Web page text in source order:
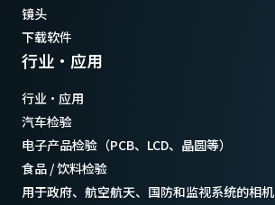
镜头
下载软件
行业·应用
行业·应用
汽车检验
电子产品检验（PCB、LCD、晶圆等）
食品 / 饮料检验
用于政府、航空航天、国防和监视系统的相机